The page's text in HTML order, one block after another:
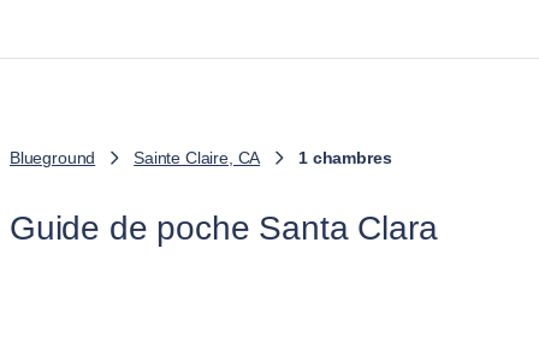
Blueground Sainte Claire, CA 1 chambres
Guide de poche Santa Clara